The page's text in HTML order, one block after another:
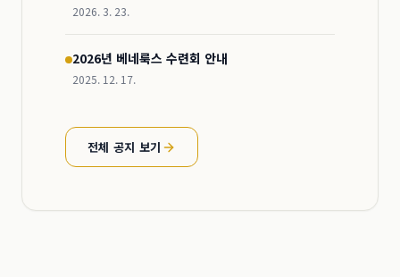
2026. 3. 23.
2026년 베네룩스 수련회 안내
2025. 12. 17.
전체 공지 보기